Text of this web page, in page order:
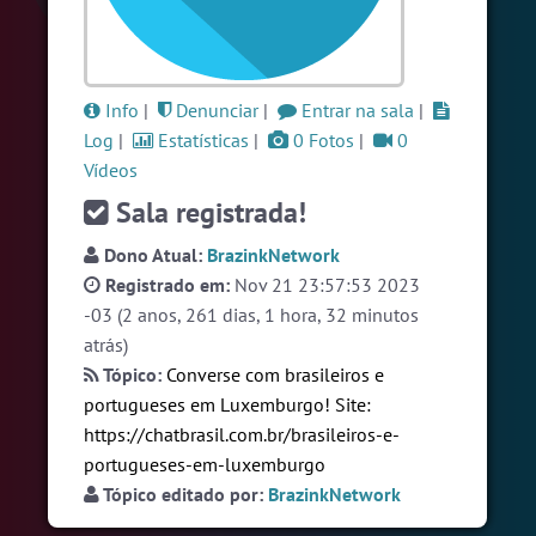
#Brasil
6 pessoas
#RadioModao
5 pessoas
#Brazink
5 pessoas
Ver todas as salas
🎁 Promoção 🛍 Crie seu Chat e Rádio 📻
com Site e Chat Bot 🤖 de Pedidos
English Português Español
Info | Denunciar| Entrar na sala |
Log | Estatísticas | 0 Fotos |
0
Vídeos
Sala registrada!
Dono Atual: BrazinkNetwork
Registrado em: Nov 21 23:57:53 2023
-03 (2 anos, 261 dias, 1 hora, 32 minutos
atrás)
Tópico: Converse com brasileiros e
portugueses em Luxemburgo! Site:
https://chatbrasil.com.br/brasileiros-e-
portugueses-em-luxemburgo
Tópico editado por: BrazinkNetwork